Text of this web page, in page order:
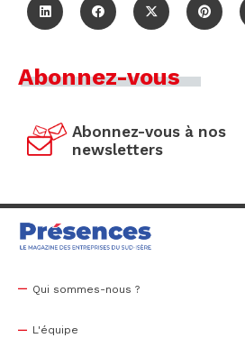
Abonnez-vous
Abonnez-vous à nos
newsletters
Qui sommes-nous ?
L'équipe